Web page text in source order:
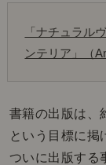
「ナチュラル
ンテリア」（
書籍の出版は、
という目標に掲
ついに出版する